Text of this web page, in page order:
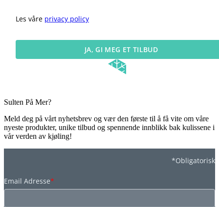
Les våre privacy policy
JA, GI MEG ET TILBUD
Sulten På Mer?
Meld deg på vårt nyhetsbrev og vær den første til å få vite om våre
nyeste produkter, unike tilbud og spennende innblikk bak kulissene i
vår verden av kjøling!
*Obligatorisk
Email Adresse*